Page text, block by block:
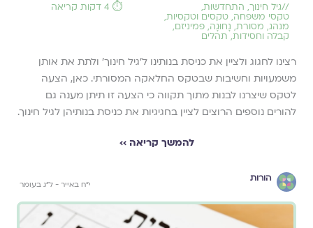
//גיל חינוך, התחדשות,
טקסי משפחה, טקסים וטקסיות,
מנהג, מסורת, נָחוּגָה, פמיניזם,
קבלה וחסידות, תהלים
⏱️ 4 דקות קריאה
רצינו לחגוג ולציין את כניסת בנותינו ל'גיל חינוך' ולתת את אותן
משמעויות וחשיבות שבטקס החלאקה המסורתי. כאן, הצעה
לטקס שיצרנו לבנות מתוך תקווה כי הצעה זו תיתן מענה גם
להורים נוספים הרוצים לציין בחגיגיות את כניסת בנותיהן לגיל חינוך.
להמשך קריאה ››
הורות
י״ח באייר - ל״ג בעומר